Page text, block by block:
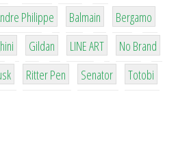
1
Philippe
4
Balmain
26
Bergamo
42
Gildan
4
LINE ART
90
No Brand
2 22
Ritter Pen
15
Senator
43
Totobi